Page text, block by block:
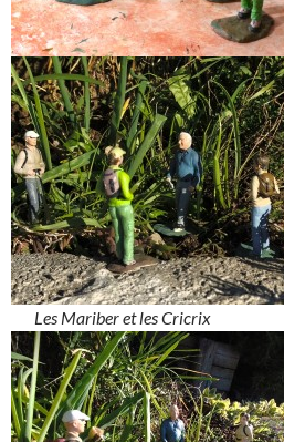
Les Mariber et les Cricrix